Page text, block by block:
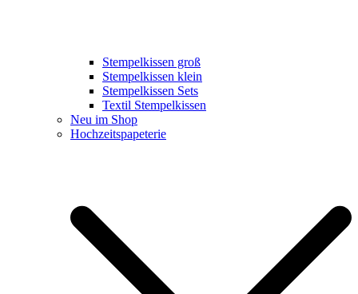
Stempelkissen groß
Stempelkissen klein
Stempelkissen Sets
Textil Stempelkissen
Neu im Shop
Hochzeitspapeterie